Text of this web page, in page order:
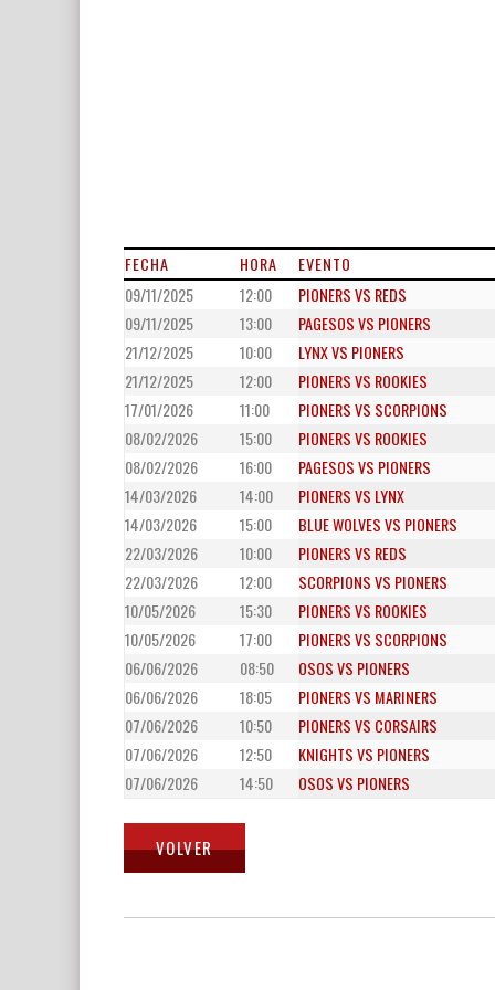
FECHA HORA EVENTO
09/11/2025
12:00 PIONERS VS REDS
09/11/2025
13:00 PAGESOS VS PIONERS
21/12/2025
10:00 LYNX VS PIONERS
21/12/2025
12:00 PIONERS VS ROOKIES
17/01/2026
11:00 PIONERS VS SCORPIONS
08/02/2026
15:00 PIONERS VS ROOKIES
08/02/2026
16:00 PAGESOS VS PIONERS
14/03/2026
14:00 PIONERS VS LYNX
14/03/2026
15:00 BLUE WOLVES VS PIONERS
22/03/2026
10:00 PIONERS VS REDS
22/03/2026
12:00 SCORPIONS VS PIONERS
10/05/2026
15:30 PIONERS VS ROOKIES
10/05/2026
17:00 PIONERS VS SCORPIONS
06/06/2026
08:50 OSOS VS PIONERS
06/06/2026
18:05 PIONERS VS MARINERS
07/06/2026
10:50 PIONERS VS CORSAIRS
07/06/2026
12:50 KNIGHTS VS PIONERS
07/06/2026
14:50 OSOS VS PIONERS